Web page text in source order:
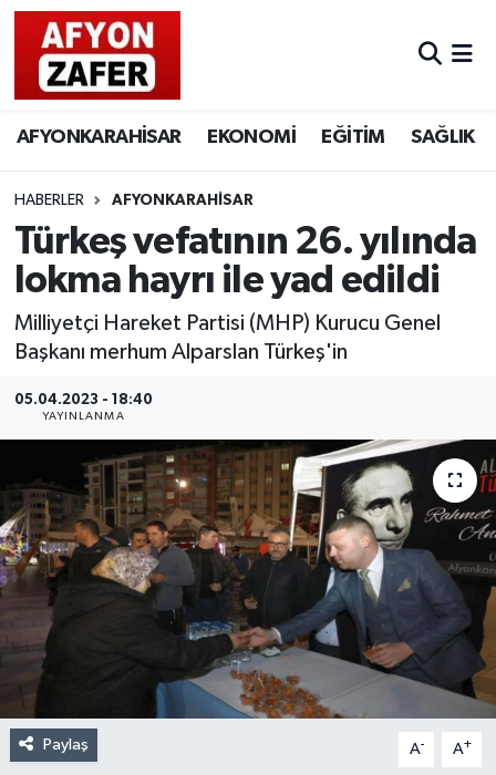
AFYONKARAHİSAR EKONOMİ EĞİTİM SAĞLIK
HABERLER AFYONKARAHİSAR
Türkeş vefatının 26. yılında
lokma hayrı ile yad edildi
Milliyetçi Hareket Partisi (MHP) Kurucu Genel
Başkanı merhum Alparslan Türkeş'in
05.04.2023 - 18:40
YAYINLANMA
Paylaş A- A+